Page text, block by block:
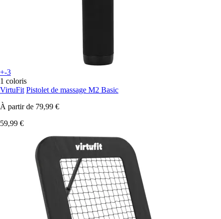
+-3
1 coloris
VirtuFit Pistolet de massage M2 Basic
À partir de 79,99 €
59,99 €